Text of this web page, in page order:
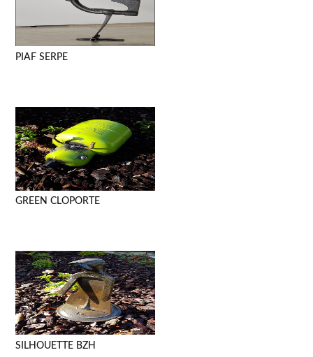
PIAF SERPE
GREEN CLOPORTE
SILHOUETTE BZH